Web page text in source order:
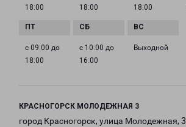
18:00
18:00
18:00
с 09:00 до
18:00
с 10:00 до
16:00
Выходной
КРАСНОГОРСК МОЛОДЕЖНАЯ 3
город Красногорск, улица Молодежная, 3